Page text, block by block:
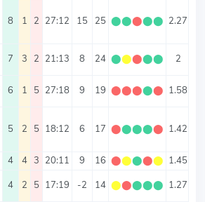
8 1 2 27:12 15 25 ⬤⬤⬤⬤⬤ 2.27
7 3 2 21:13 8 24 ⬤⬤⬤⬤⬤ 2
6 1 5 27:18 9 19 ⬤⬤⬤⬤⬤ 1.58
5 2 5 18:12 6 17 ⬤⬤⬤⬤⬤ 1.42
4 4 3 20:11 9 16 ⬤⬤⬤⬤⬤ 1.45
4 2 5 17:19 -2 14 ⬤⬤⬤⬤⬤ 1.27